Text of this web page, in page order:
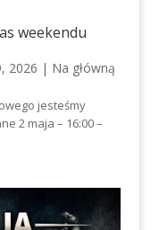
weekendu
2026 | Na główną
jesteśmy
2 maja – 16:00 –